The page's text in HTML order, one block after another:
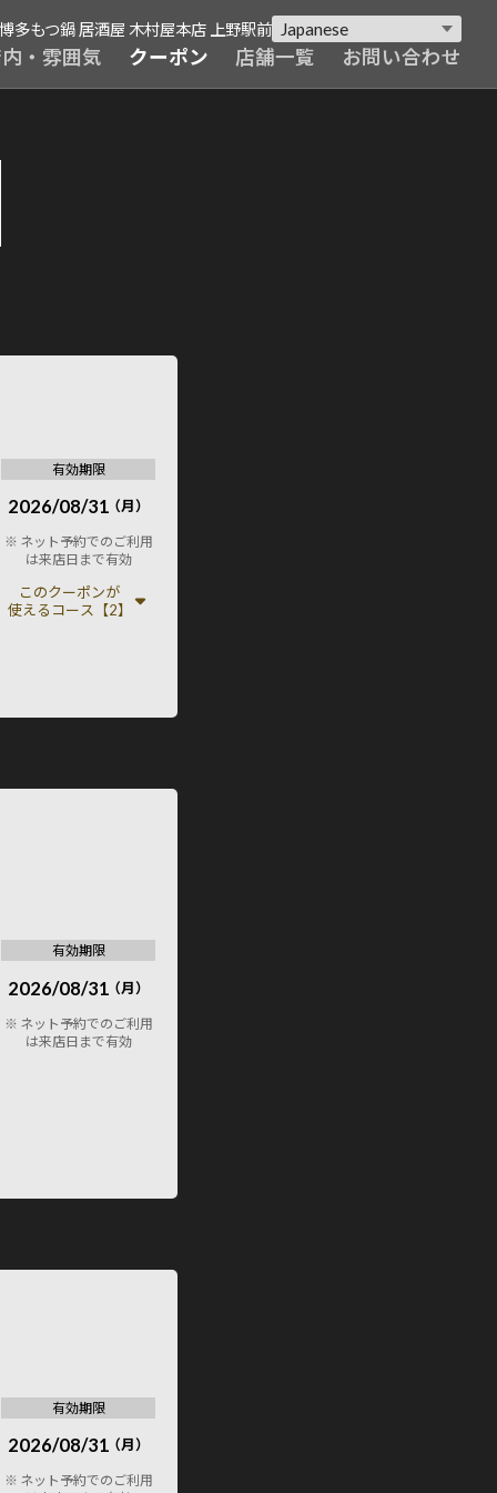
博多もつ鍋 居酒屋 木村屋本店 上野駅前
・雰囲気 クーポン 店舗一覧 お問い合わせ
有効期限
2026/08/31 （月）
※ ネット予約でのご利用
は来店日まで有効
このクーポンが
使えるコース【2】
有効期限
2026/08/31 （月）
※ ネット予約でのご利用
は来店日まで有効
有効期限
2026/08/31 （月）
※ ネット予約でのご利用